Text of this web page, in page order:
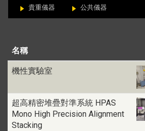
貴重儀器 公共儀器
名稱
機性實驗室
超高精密堆疊對準系統 HPAS
Mono High Precision Alignment
Stacking